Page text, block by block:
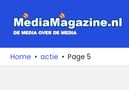
naar
media
over
Home actie Page 5